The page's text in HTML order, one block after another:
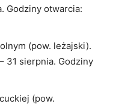
Godziny otwarcia:
(pow. leżajski).
31 sierpnia. Godziny
(pow.